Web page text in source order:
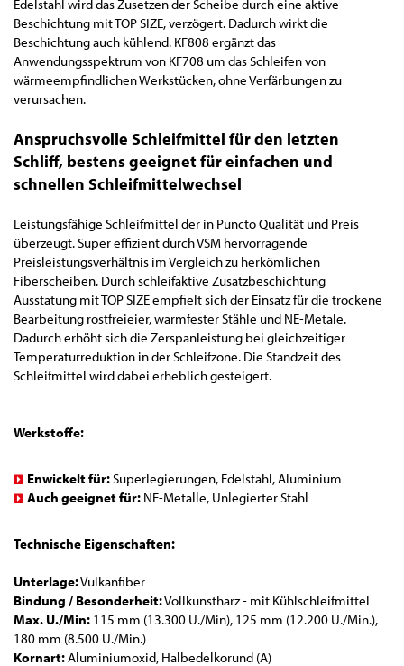
Edelstahl wird das Zusetzen der Scheibe durch eine aktive
Beschichtung mit TOP SIZE, verzögert. Dadurch wirkt die
Beschichtung auch kühlend. KF808 ergänzt das
Anwendungsspektrum von KF708 um das Schleifen von
wärmeempfindlichen Werkstücken, ohne Verfärbungen zu
verursachen.
Anspruchsvolle Schleifmittel für den letzten
Schliff, bestens geeignet für einfachen und
schnellen Schleifmittelwechsel
Leistungsfähige Schleifmittel der in Puncto Qualität und Preis
überzeugt. Super effizient durch VSM hervorragende
Preisleistungsverhältnis im Vergleich zu herkömlichen
Fiberscheiben. Durch schleifaktive Zusatzbeschichtung
Ausstatung mit TOP SIZE empfielt sich der Einsatz für die trockene
Bearbeitung rostfreieier, warmfester Stähle und NE-Metale.
Dadurch erhöht sich die Zerspanleistung bei gleichzeitiger
Temperaturreduktion in der Schleifzone. Die Standzeit des
Schleifmittel wird dabei erheblich gesteigert.
Werkstoffe:
Enwickelt für:Superlegierungen, Edelstahl, Aluminium
Auch geeignet für: NE-Metalle, Unlegierter Stahl
Technische Eigenschaften:
Unterlage:Vulkanfiber
Bindung / Besonderheit:Vollkunstharz - mit Kühlschleifmittel
Max. U./Min: 115 mm (13.300 U./Min), 125 mm (12.200 U./Min.),
180 mm (8.500 U./Min.)
Kornart:Aluminiumoxid, Halbedelkorund (A)